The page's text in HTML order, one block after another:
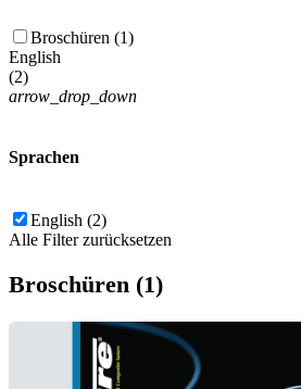
Broschüren (1)
English
(2)
arrow_drop_down
Sprachen
English (2)
Alle Filter zurücksetzen
Broschüren (1)